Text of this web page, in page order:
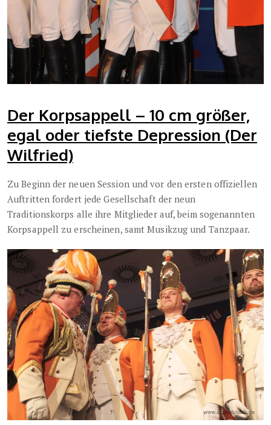
Der Korpsappell – 10 cm größer,
egal oder tiefste Depression (Der
Wilfried)
Zu Beginn der neuen Session und vor den ersten offiziellen
Auftritten fordert jede Gesellschaft der neun
Traditionskorps alle ihre Mitglieder auf, beim sogenannten
Korpsappell zu erscheinen, samt Musikzug und Tanzpaar.